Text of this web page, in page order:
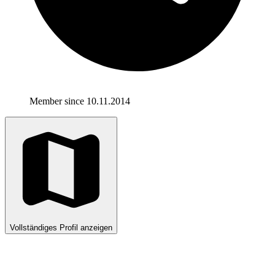
Member since 10.11.2014
Vollständiges Profil anzeigen